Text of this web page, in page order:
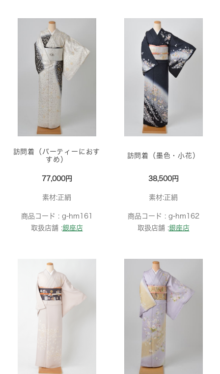
訪問着（パーティーにおす
すめ）
77,000円
素材:正絹
商品コード : g-hm161
取扱店舗 :銀座店
訪問着（墨色・小花）
38,500円
素材:正絹
商品コード : g-hm162
取扱店舗 :銀座店